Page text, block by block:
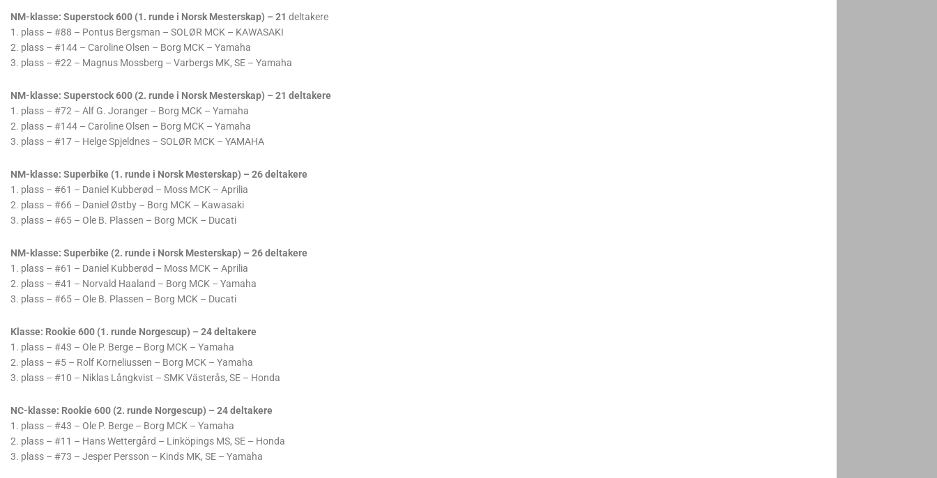
NM-klasse: Superstock 600 (1. runde i Norsk Mesterskap) – 21 deltakere
1. plass – #88 – Pontus Bergsman – SOLØR MCK – KAWASAKI
2. plass – #144 – Caroline Olsen – Borg MCK – Yamaha
3. plass – #22 – Magnus Mossberg – Varbergs MK, SE – Yamaha
NM-klasse: Superstock 600 (2. runde i Norsk Mesterskap) – 21 deltakere
1. plass – #72 – Alf G. Joranger – Borg MCK – Yamaha
2. plass – #144 – Caroline Olsen – Borg MCK – Yamaha
3. plass – #17 – Helge Spjeldnes – SOLØR MCK – YAMAHA
NM-klasse: Superbike (1. runde i Norsk Mesterskap) – 26 deltakere
1. plass – #61 – Daniel Kubberød – Moss MCK – Aprilia
2. plass – #66 – Daniel Østby – Borg MCK – Kawasaki
3. plass – #65 – Ole B. Plassen – Borg MCK – Ducati
NM-klasse: Superbike (2. runde i Norsk Mesterskap) – 26 deltakere
1. plass – #61 – Daniel Kubberød – Moss MCK – Aprilia
2. plass – #41 – Norvald Haaland – Borg MCK – Yamaha
3. plass – #65 – Ole B. Plassen – Borg MCK – Ducati
Klasse: Rookie 600 (1. runde Norgescup) – 24 deltakere
1. plass – #43 – Ole P. Berge – Borg MCK – Yamaha
2. plass – #5 – Rolf Korneliussen – Borg MCK – Yamaha
3. plass – #10 – Niklas Långkvist – SMK Västerås, SE – Honda
NC-klasse: Rookie 600 (2. runde Norgescup) – 24 deltakere
1. plass – #43 – Ole P. Berge – Borg MCK – Yamaha
2. plass – #11 – Hans Wettergård – Linköpings MS, SE – Honda
3. plass – #73 – Jesper Persson – Kinds MK, SE – Yamaha